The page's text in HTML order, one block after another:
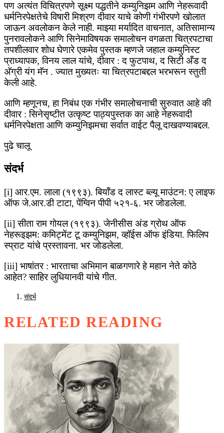
पण अत्यंत विचित्रपणे सूक्ष्म पद्धतीने कम्युनिझम आणि नेहरूवादी
धर्मनिरपेक्षतेचे विषारी मिश्रण दीवार याचे कोणी गंभीरपणे खोलात
जाऊन अवलोकन केले नाही. माझ्या मर्यादित वाचनात, अतिसामान्य
पुनरावलोकने आणि सिनेमाविषयक समालोचन वगळता चित्रपटाचा
तपशीलवार शोध घेणारे एकमेव पुस्तक म्हणजे जहाल कम्युनिस्ट
प्राध्यापक, विनय लाल यांचे, दीवार : द फुटपाथ, द सिटी अँड द
अ‍ॅग्री यंग मॅन . ज्यात मुख्यतः या चित्रपटाबद्दल भरभरून स्तुती
केली आहे.
आणि म्हणूनच, हा निबंध एक गंभीर समालोचनाची सुरुवात आहे की
दीवार : सिनेसृष्टीत उत्कृष्ट पाठ्यपुस्तक का आहे नेहरूवादी
धर्मनिरपेक्षता आणि कम्युनिझमचा सर्वात वाईट पैलू दाखवण्याबद्दल.
पुढे चालू
संदर्भ
[i] आर.एम. लाला (१९९३). बियॉंड द लास्ट ब्ल्यू माउंटन: ए लाइफ
ऑफ जे.आर.डी टाटा, पेंग्विन पीपी ५२१-६. भर जोडलेला.
[ii] सीता राम गोयल (१९९३). जेनीसीस अंड ग्रोथ ऑफ
नेहरूइझम: कमिट्मेंट टू कम्युनिझम, व्हॉईस ऑफ इंडिया. फिलिप
स्प्राट यांचे प्रस्तावना. भर जोडलेला.
[iii] भाषांतर : भारताचा अभिमान बाळगणारे हे महान नेते कोठे
आहेत? साहिर लुधियानवी यांचे गीत.
संदर्भ
RELATED READING